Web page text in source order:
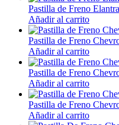
Pastilla de Freno
Añadir al carrito
Pastilla de Freno
Añadir al carrito
Pastilla de Freno
Añadir al carrito
Pastilla de Freno
Añadir al carrito